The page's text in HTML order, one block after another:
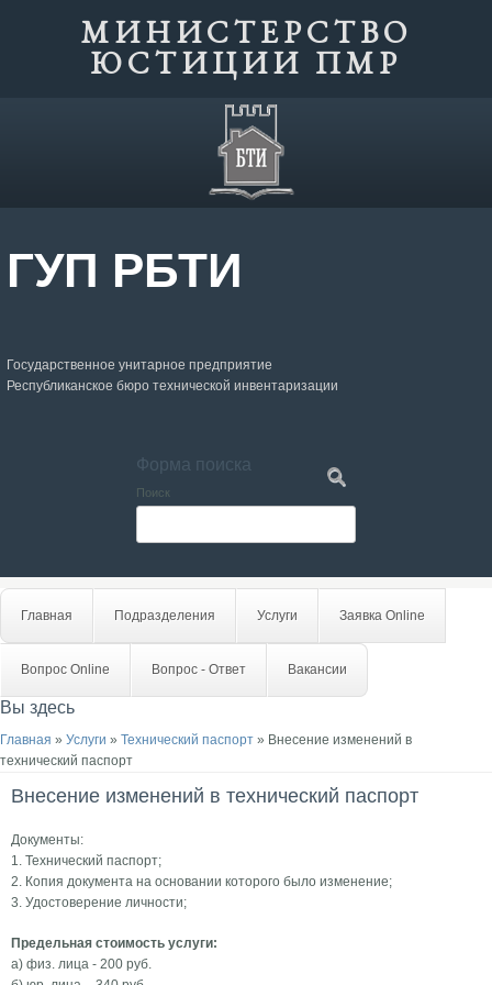
МИНИСТЕРСТВО
ЮСТИЦИИ ПМР
ГУП РБТИ
Государственное унитарное предприятие
Республиканское бюро технической инвентаризации
Форма поиска
Поиск
Главная Подразделения Услуги Заявка Online
Вопрос Online Вопрос - Ответ Вакансии
Вы здесь
Главная » Услуги » Технический паспорт » Внесение изменений в
технический паспорт
Внесение изменений в технический паспорт
Документы:
1. Технический паспорт;
2. Копия документа на основании которого было изменение;
3. Удостоверение личности;
Предельная стоимость услуги:
а) физ. лица - 200 руб.